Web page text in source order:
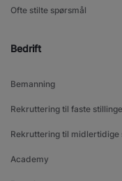
Ofte stilte spørsmål
Bedrift
Bemanning
Rekruttering til faste
Rekruttering til midlertidige
Academy